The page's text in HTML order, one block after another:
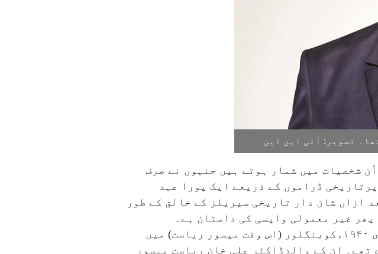
تصویر: آئی این این
شخصیات میں شمار ہوتے ہیں جنہوں نے صرف
ڈراموں کے ذریعے ایک پورا عہد
ازاں شان دار تاریخی سیریلز کے خالق کے طور
غیر معمولی واپسی کی داستان ہے۔
سنجے خان کا اصل نام شاہ عباس علی خان ہے۔ ان کی پیدائش ۳؍ جنوری ۱۹۴۰ءکوبنگلور (اس وقت میسور ریاست) میں
ان کے والدڈاکٹر علی خان ریاست میسور